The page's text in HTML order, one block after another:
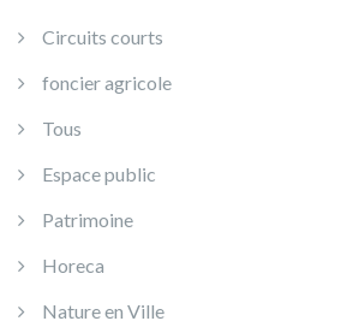
Circuits courts
foncier agricole
Tous
Espace public
Patrimoine
Horeca
Nature en Ville